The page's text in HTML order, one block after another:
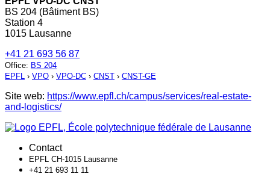
BS 204 (Bâtiment BS)
Station 4
1015 Lausanne
+41 21 693 56 87
Office: BS 204
EPFL › VPO › VPO-DC › CNST › CNST-GE
Site web: https://www.epfl.ch/campus/services/real-estate-
and-logistics/
Contact
EPFL CH-1015 Lausanne
+41 21 693 11 11